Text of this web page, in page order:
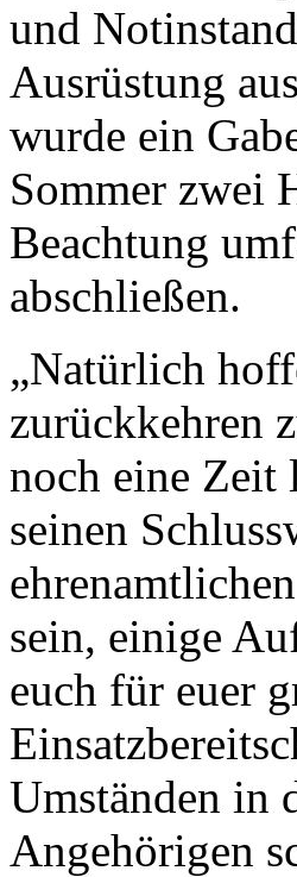
und
Ausrüstung
wurde ein
Sommer zwei
Beachtung
abschließen.
„Natürlich
zurückkehren
noch eine Zeit
seinen
sein, einige
euch für euer
Umständen in
Angehörigen